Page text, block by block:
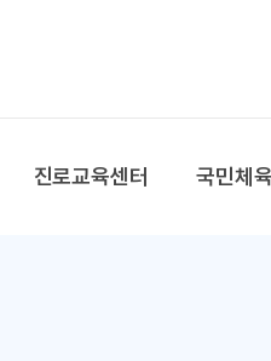
진로교육센터 국민체